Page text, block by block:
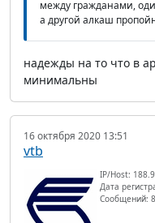
между гражданами,
а другой алкаш
надежды на то что в
минимальны
16 октября 2020 13:51
vtb
IP/Host:
Дата
Сообщений: